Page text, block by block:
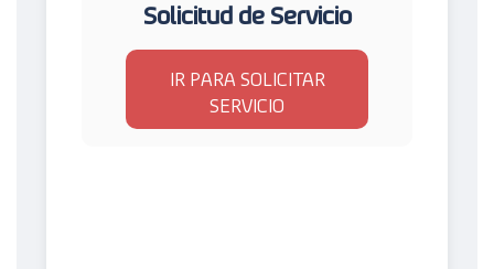
Solicitud de Servicio
IR PARA SOLICITAR
SERVICIO